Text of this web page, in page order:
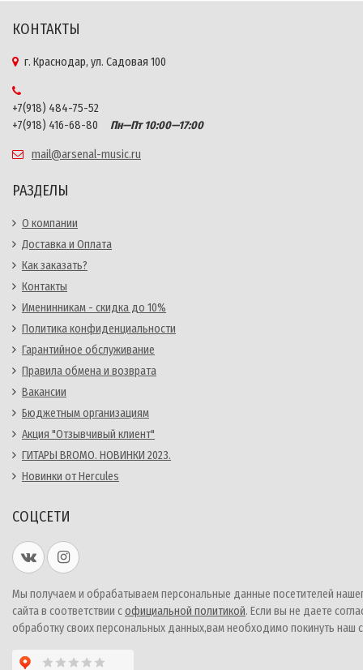
КОНТАКТЫ
г. Краснодар, ул. Садовая 100
+7(918) 484-75-52
+7(918) 416-68-80
Пн—Пт 10:00—17:00
mail@arsenal-music.ru
РАЗДЕЛЫ
О компании
Доставка и Оплата
Как заказать?
Контакты
Именинникам - скидка до 10%
Политика конфиденциальности
Гарантийное обслуживание
Правила обмена и возврата
Вакансии
Бюджетным организациям
Акция "Отзывчивый клиент"
ГИТАРЫ BROMO. НОВИНКИ 2023.
Новинки от Hercules
СОЦСЕТИ
Мы получаем и обрабатываем персональные данные посетителей
сайта в соответствии софициальной политикой. Если вы не даете
обработку своих персональных данных,вам необходимо покинуть наш